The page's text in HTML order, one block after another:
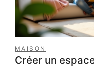
MAISON
Créer un